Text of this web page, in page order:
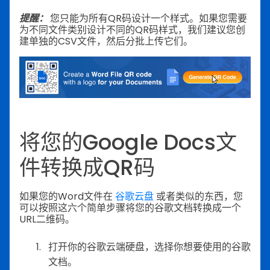
提醒： 您只能为所有QR码设计一个样式。如果您需要
为不同文件类别设计不同的QR码样式，我们建议您创
建单独的CSV文件，然后分批上传它们。
将您的Google Docs文
件转换成QR码
如果您的Word文件在 谷歌云盘 或者类似的东西，您
可以按照这六个简单步骤将您的谷歌文档转换成一个
URL二维码。
打开你的谷歌云端硬盘，选择你想要使用的谷歌
文档。